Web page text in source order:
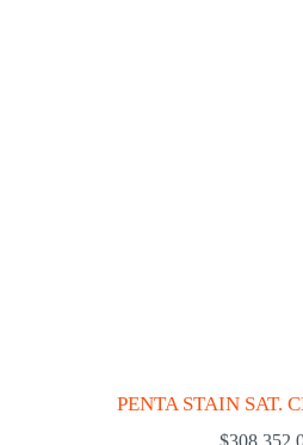
PENTA STAIN SAT.